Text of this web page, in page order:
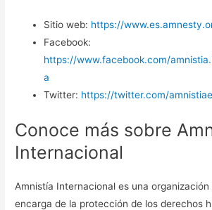
Sitio web: https://
Facebook:
https://www.facebook.com/
a
Twitter: https://twitter.com/
Conoce más sobre
Internacional
Amnistía Internacional es una
encarga de la protección de los derechos